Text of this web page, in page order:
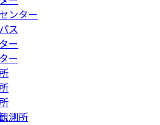
ンター
ス
ー
ー
測所